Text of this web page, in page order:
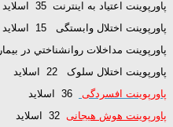
پاورپوینت اعتیاد به اینترنت 35 اسلاید
پاورپوینت اختلال وابستگی 15 اسلاید
پاورپوینت مداخلات روانشناختي در بيماران
پاورپوینت اختلال سلوک 22 اسلاید
پاورپوینت افسردگی
پاورپوینت هوش هیجانی